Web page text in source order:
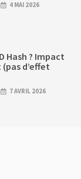
4 MAI 2026
Hash ? Impact
d’effet
7 AVRIL 2026